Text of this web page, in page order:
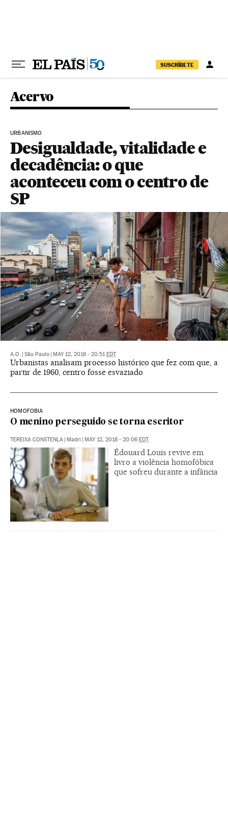
SUSCRÍBETE
Acervo
URBANISMO
Desigualdade, vitalidade e
decadência: o que
aconteceu com o centro de
SP
A.O. São Paulo MAY 12, 2018 - 20:51 EDT
Urbanistas analisam processo histórico que fez com que, a
partir de 1960, centro fosse esvaziado
HOMOFOBIA
O menino perseguido se torna escritor
TEREIXA CONSTENLA Madri MAY 12, 2018 - 20:06 EDT
Édouard Louis revive em
livro a violência homofóbica
que sofreu durante a infância